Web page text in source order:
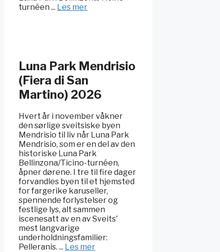
turnéen ... Les mer
Luna Park Mendrisio
(Fiera di San
Martino) 2026
Hvert år i november våkner
den sørlige sveitsiske byen
Mendrisio til liv når Luna Park
Mendrisio, som er en del av den
historiske Luna Park
Bellinzona/Ticino-turnéen,
åpner dørene. I tre til fire dager
forvandles byen til et hjemsted
for fargerike karuseller,
spennende forlystelser og
festlige lys, alt sammen
iscenesatt av en av Sveits'
mest langvarige
underholdningsfamilier:
Pelleranis. ... Les mer